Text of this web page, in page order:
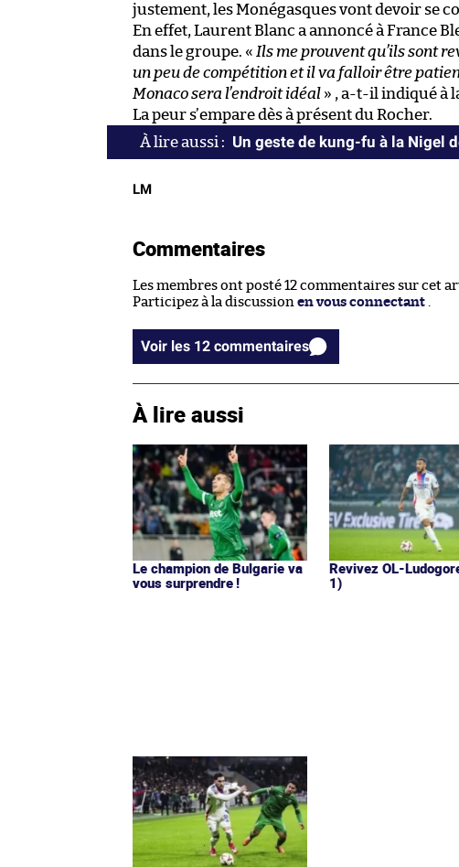
justement, les Monégasques vont devoir se
En effet, Laurent Blanc a annoncé à France
dans le groupe. « Ils me prouvent qu’ils sont
un peu de compétition et il va falloir être
Monaco sera l’endroit idéal » , a-t-il indiqué à
La peur s’empare dès à présent du Rocher.
Un geste de kung-fu à la Nigel
LM
Commentaires
Les membres ont posté 12 commentaires sur cet
Participez à la discussion en vous connectant
Voir les 12 commentaires
À lire aussi
Le champion de Bulgarie va
vous surprendre !
Revivez OL-
1)